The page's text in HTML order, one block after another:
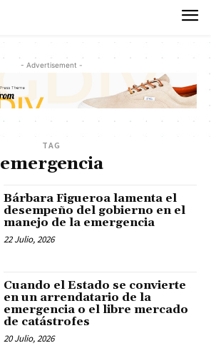
- Advertisement -
TAG
emergencia
Bárbara Figueroa lamenta el
desempeño del gobierno en el
manejo de la emergencia
22 Julio, 2026
Cuando el Estado se convierte
en un arrendatario de la
emergencia o el libre mercado
de catástrofes
20 Julio, 2026